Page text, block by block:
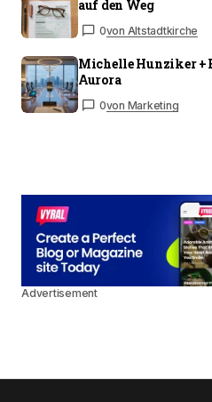
auf den Weg
0von Altstadtkirche
Michelle Hunziker +
Aurora
0von Marketing
Advertisement